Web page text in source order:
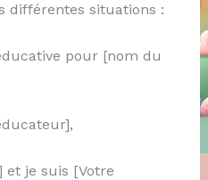
différentes situations :
pour [nom du
et je suis [Votre